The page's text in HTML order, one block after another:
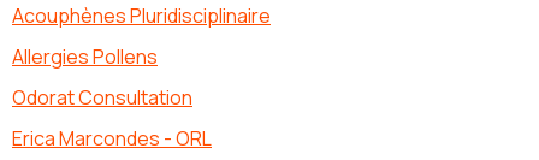
Acouphènes Pluridisciplinaire
Allergies Pollens
Odorat Consultation
Erica Marcondes - ORL